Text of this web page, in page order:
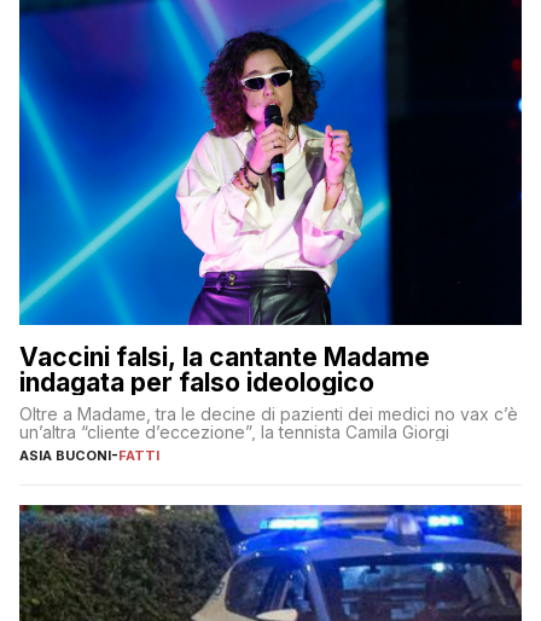
Vaccini falsi, la cantante Madame
indagata per falso ideologico
Oltre a Madame, tra le decine di pazienti dei medici no vax c’è
un’altra “cliente d’eccezione”, la tennista Camila Giorgi
ASIA BUCONI-FATTI